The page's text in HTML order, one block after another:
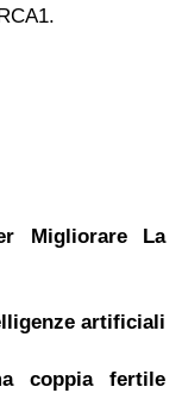
Migliorare La
artificiali
coppia fertile